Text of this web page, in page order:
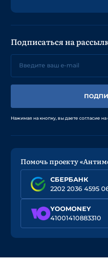
Подписаться на
Нажимая на кнопку, вы даете согласие
Помочь проекту
СБЕРБАНК
2202 2036 4595
YOOMONEY
41001410883310